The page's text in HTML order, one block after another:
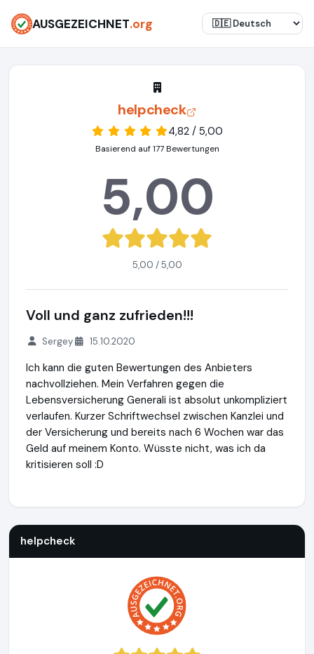
AUSGEZEICHNET.org
helpcheck
4,82 / 5,00
Basierend auf 177 Bewertungen
5,00
5,00 / 5,00
Voll und ganz zufrieden!!!
Sergey 15.10.2020
Ich kann die guten Bewertungen des Anbieters
nachvollziehen. Mein Verfahren gegen die
Lebensversicherung Generali ist absolut unkompliziert
verlaufen. Kurzer Schriftwechsel zwischen Kanzlei und
der Versicherung und bereits nach 6 Wochen war das
Geld auf meinem Konto. Wüsste nicht, was ich da
kritisieren soll :D
helpcheck